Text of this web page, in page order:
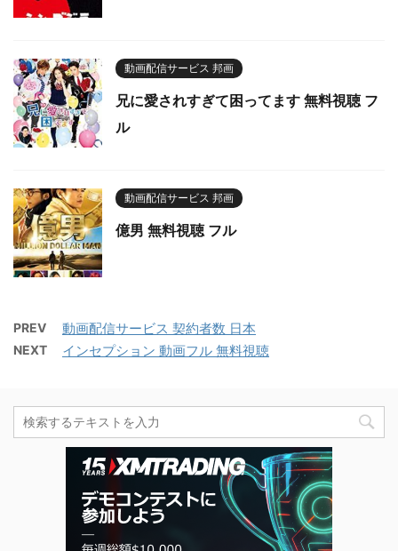
動画配信サービス 邦画
兄に愛されすぎて困ってます 無料視聴 フ
ル
動画配信サービス 邦画
億男 無料視聴 フル
PREV 動画配信サービス 契約者数 日本
NEXT インセプション 動画フル 無料視聴